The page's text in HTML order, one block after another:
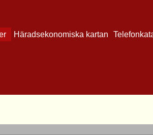
Häradsekonomiska kartan